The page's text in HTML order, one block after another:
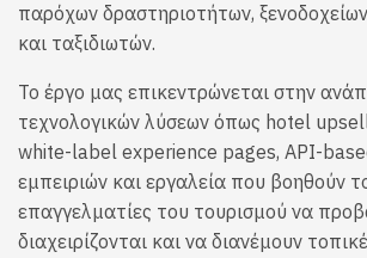
παρόχων δραστηριοτήτων,
και ταξιδιωτών.
Το έργο μας επικεντρώνεται στην
τεχνολογικών λύσεων όπως hotel
white-label experience pages, API-
εμπειριών και εργαλεία που βοηθούν
επαγγελματίες του τουρισμού να
διαχειρίζονται και να διανέμουν